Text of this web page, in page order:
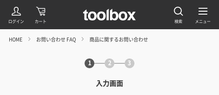
HOME お問い合わせ FAQ 商品に関するお問い合わせ
1 2 3
入力画面